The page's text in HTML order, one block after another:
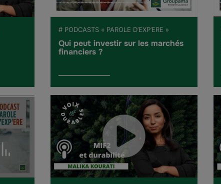
# PODCASTS « PAROLE D’EXP’ERE »
Qui peut investir sur les marchés
financiers ?